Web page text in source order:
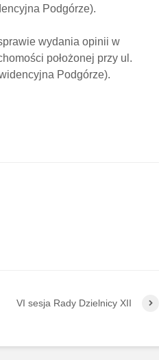
Podgórze).
wydania opinii w
położonej przy ul.
Podgórze).
VI sesja Rady Dzielnicy XII